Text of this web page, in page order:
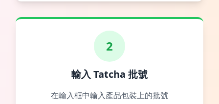
2
輸入 Tatcha 批號
在輸入框中輸入產品包裝上的批號